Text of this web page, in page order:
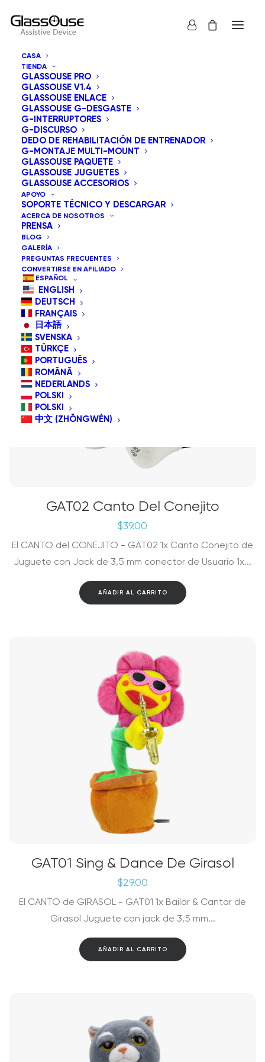
CASA
TIENDA
GLASSOUSE PRO
GLASSOUSE V1.4
GLASSOUSE ENLACE
GLASSOUSE G-DESGASTE
G-INTERRUPTORES
G-DISCURSO
DEDO DE REHABILITACIÓN DE ENTRENADOR
G-MONTAJE MULTI-MOUNT
GLASSOUSE PAQUETE
GLASSOUSE JUGUETES
GLASSOUSE ACCESORIOS
APOYO
SOPORTE TÉCNICO Y DESCARGAR
ACERCA DE NOSOTROS
PRENSA
BLOG
GALERÍA
PREGUNTAS FRECUENTES
CONVERTIRSE EN AFILIADO
ESPAÑOL
ENGLISH
DEUTSCH
FRANÇAIS
日本語
SVENSKA
TÜRKÇE
PORTUGUÊS
ROMÂNĂ
NEDERLANDS
POLSKI
POLSKI
中文 (ZHŌNGWÉN)
Mostrar todos los
Ordenar por los últimos
Orden predeterminado
Ordenar por popularidad
Ordenar por precio: alto a bajo
GAT02 Canto Del Conejito
$39.00
El CANTO del CONEJITO - GAT02 1x Canto Conejito de
Juguete con Jack de 3,5 mm conector de Usuario 1x...
AÑADIR AL CARRITO
GAT01 Sing & Dance De Girasol
$29.00
El CANTO de GIRASOL - GAT01 1x Bailar & Cantar de
Girasol Juguete con jack de 3,5 mm...
AÑADIR AL CARRITO